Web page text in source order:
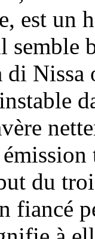
est un
semble
di
du
fiancé